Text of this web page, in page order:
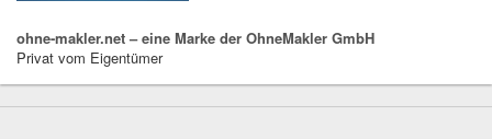
ohne-makler.net – eine Marke der OhneMakler GmbH
Privat vom Eigentümer